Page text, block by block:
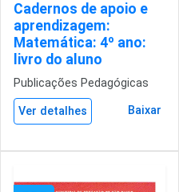
Cadernos de apoio e
aprendizagem:
Matemática: 4º ano:
livro do aluno
Publicações Pedagógicas
Ver detalhes Baixar